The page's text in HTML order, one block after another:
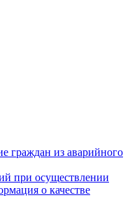
граждан из аварийного
при осуществлении
о качестве